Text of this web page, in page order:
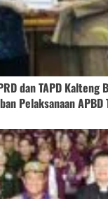
dan TAPD Kalteng
Pelaksanaan APBD